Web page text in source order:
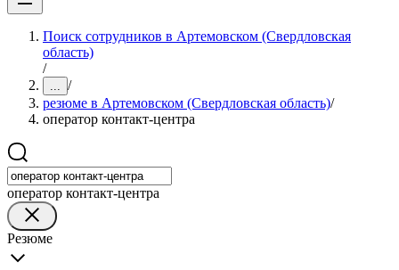
Поиск сотрудников в Артемовском (Свердловская
область)
/
... /
резюме в Артемовском (Свердловская область)/
оператор контакт-центра
оператор контакт-центра
Резюме